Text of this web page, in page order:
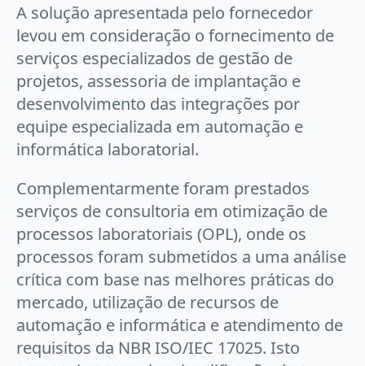
A solução apresentada pelo fornecedor
levou em consideração o fornecimento de
serviços especializados de gestão de
projetos, assessoria de implantação e
desenvolvimento das integrações por
equipe especializada em automação e
informática laboratorial.
Complementarmente foram prestados
serviços de consultoria em otimização de
processos laboratoriais (OPL), onde os
processos foram submetidos a uma análise
crítica com base nas melhores práticas do
mercado, utilização de recursos de
automação e informática e atendimento de
requisitos da NBR ISO/IEC 17025. Isto